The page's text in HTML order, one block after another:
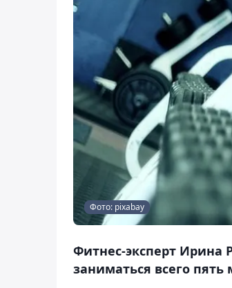
Фото: pixabay
Фитнес-эксперт Ирина
заниматься всего